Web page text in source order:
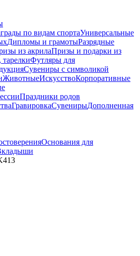
по видам спортаУниверсальные
Дипломы и грамотыРазрядные
из акрилаПризы и подарки из
Футляры для
Сувениры с символикой
ЖивотныеИскусствоКорпоративные
Праздники родов
ГравировкаСувенирыДополненная
Основания для